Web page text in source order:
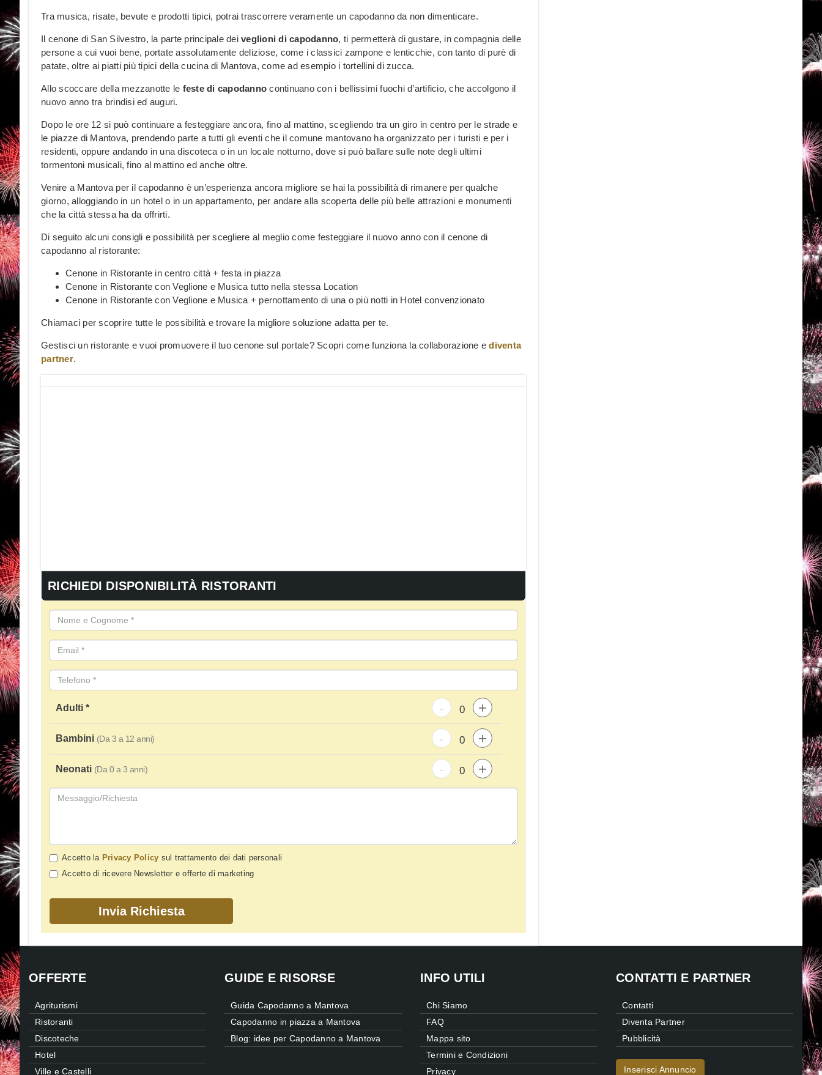
Tra musica, risate, bevute e prodotti tipici, potrai trascorrere veramente un capodanno da non dimenticare.
Il cenone di San Silvestro, la parte principale dei veglioni di capodanno, ti permetterà di gustare, in compagnia delle
persone a cui vuoi bene, portate assolutamente deliziose, come i classici zampone e lenticchie, con tanto di purè di
patate, oltre ai piatti più tipici della cucina di Mantova, come ad esempio i tortellini di zucca.
Allo scoccare della mezzanotte le feste di capodanno continuano con i bellissimi fuochi d’artificio, che accolgono il
nuovo anno tra brindisi ed auguri.
Dopo le ore 12 si può continuare a festeggiare ancora, fino al mattino, scegliendo tra un giro in centro per le strade e
le piazze di Mantova, prendendo parte a tutti gli eventi che il comune mantovano ha organizzato per i turisti e per i
residenti, oppure andando in una discoteca o in un locale notturno, dove si può ballare sulle note degli ultimi
tormentoni musicali, fino al mattino ed anche oltre.
Venire a Mantova per il capodanno è un’esperienza ancora migliore se hai la possibilità di rimanere per qualche
giorno, alloggiando in un hotel o in un appartamento, per andare alla scoperta delle più belle attrazioni e monumenti
che la città stessa ha da offrirti.
Di seguito alcuni consigli e possibilità per scegliere al meglio come festeggiare il nuovo anno con il cenone di
capodanno al ristorante:
Cenone in Ristorante in centro città + festa in piazza
Cenone in Ristorante con Veglione e Musica tutto nella stessa Location
Cenone in Ristorante con Veglione e Musica + pernottamento di una o più notti in Hotel convenzionato
Chiamaci per scoprire tutte le possibilità e trovare la migliore soluzione adatta per te.
Gestisci un ristorante e vuoi promuovere il tuo cenone sul portale? Scopri come funziona la collaborazione ediventa
partner.
RICHIEDI DISPONIBILITÀ RISTORANTI
Adulti * - +
Bambini (Da 3 a 12 anni) - +
Neonati (Da 0 a 3 anni) - +
Accetto la Privacy Policy sul trattamento dei dati personali
Accetto di ricevere Newsletter e offerte di marketing
OFFERTE
Agriturismi
Ristoranti
Discoteche
Hotel
Ville e Castelli
GUIDE E RISORSE
Guida Capodanno a Mantova
Capodanno in piazza a Mantova
Blog: idee per Capodanno a Mantova
INFO UTILI
Chi Siamo
FAQ
Mappa sito
Termini e Condizioni
Privacy
CONTATTI E PARTNER
Contatti
Diventa Partner
Pubblicità
Inserisci Annuncio